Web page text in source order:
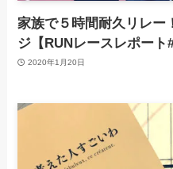
家族で５時間耐久リレー
ジ【RUNレースレポート
2020年1月20日